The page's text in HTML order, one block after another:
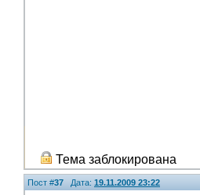
Тема заблокирована
Пост #37 Дата: 19.11.2009 23:22